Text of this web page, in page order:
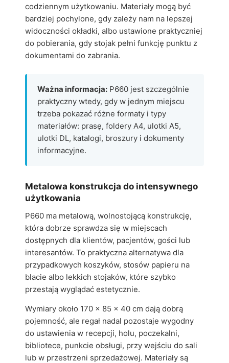
codziennym użytkowaniu. Materiały mogą być
bardziej pochylone, gdy zależy nam na lepszej
widoczności okładki, albo ustawione praktyczniej
do pobierania, gdy stojak pełni funkcję punktu z
dokumentami do zabrania.
Ważna informacja: P660 jest szczególnie
praktyczny wtedy, gdy w jednym miejscu
trzeba pokazać różne formaty i typy
materiałów: prasę, foldery A4, ulotki A5,
ulotki DL, katalogi, broszury i dokumenty
informacyjne.
Metalowa konstrukcja do intensywnego
użytkowania
P660 ma metalową, wolnostojącą konstrukcję,
która dobrze sprawdza się w miejscach
dostępnych dla klientów, pacjentów, gości lub
interesantów. To praktyczna alternatywa dla
przypadkowych koszyków, stosów papieru na
blacie albo lekkich stojaków, które szybko
przestają wyglądać estetycznie.
Wymiary około 170 x 85 x 40 cm dają dobrą
pojemność, ale regał nadal pozostaje wygodny
do ustawienia w recepcji, holu, poczekalni,
bibliotece, punkcie obsługi, przy wejściu do sali
lub w przestrzeni sprzedażowej. Materiały są